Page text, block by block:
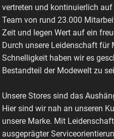
vertreten und kontinuierlich
Team von rund 23.000
Zeit und legen Wert auf ein
Durch unsere Leidenschaft für
Schnelligkeit haben wir es
Bestandteil der Modewelt zu
Unsere Stores sind das
Hier sind wir nah an unseren
unsere Marke. Mit
ausgeprägter